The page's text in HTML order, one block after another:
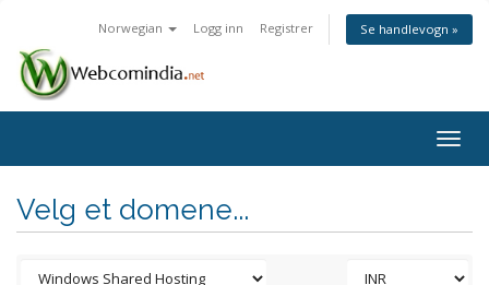
Norwegian Logg inn Registrer Se handlevogn »
Velg et domene...